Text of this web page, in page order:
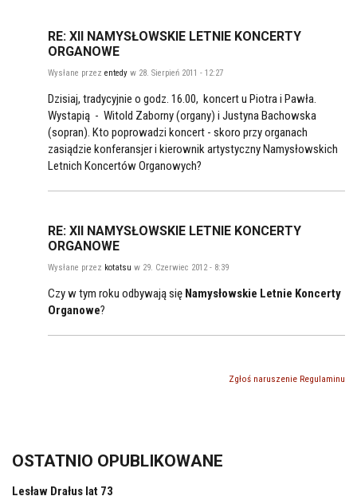
RE: XII NAMYSŁOWSKIE LETNIE KONCERTY
ORGANOWE
Wysłane przez entedy w 28. Sierpień 2011 - 12:27
Dzisiaj, tradycyjnie o godz. 16.00, koncert u Piotra i Pawła.
Wystapią - Witold Zaborny (organy) i Justyna Bachowska
(sopran). Kto poprowadzi koncert - skoro przy organach
zasiądzie konferansjer i kierownik artystyczny Namysłowskich
Letnich Koncertów Organowych?
RE: XII NAMYSŁOWSKIE LETNIE KONCERTY
ORGANOWE
Wysłane przez kotatsu w 29. Czerwiec 2012 - 8:39
Czy w tym roku odbywają się Namysłowskie Letnie Koncerty
Organowe?
Zgłoś naruszenie Regulaminu
OSTATNIO OPUBLIKOWANE
Lesław Drałus lat 73